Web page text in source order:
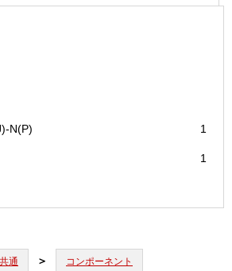
N(P) 1
1
共通 コンポーネント